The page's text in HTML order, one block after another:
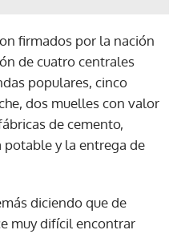
firmados por la nación
de cuatro centrales
populares, cinco
dos muelles con valor
de cemento,
potable y la entrega de
diciendo que de
muy difícil encontrar